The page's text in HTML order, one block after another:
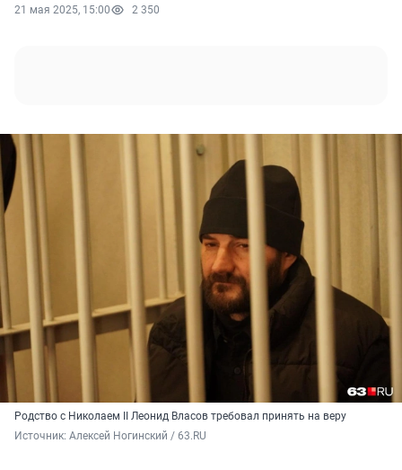
21 мая 2025, 15:00 2 350
Родство с Николаем II Леонид Власов требовал принять на веру
Источник: Алексей Ногинский / 63.RU